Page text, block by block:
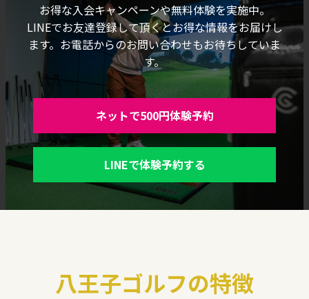
お得な入会キャンペーンや無料体験を実施中。
LINEでお友達登録して頂くとお得な情報をお届けし
ます。お電話からのお問い合わせもお待ちしていま
す。
ネットで500円体験予約
LINEで体験予約する
八王子ゴルフの特徴